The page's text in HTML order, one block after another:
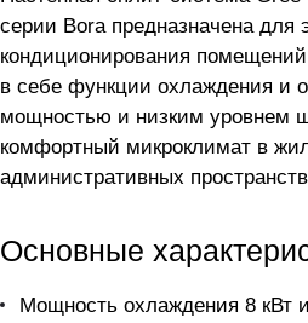
серии Bora предназначена для
кондиционирования
в себе функции охлаждения и
мощностью и низким уровнем
комфортный микроклимат в
административных
Основные
Мощность охлаждения 8 кВт